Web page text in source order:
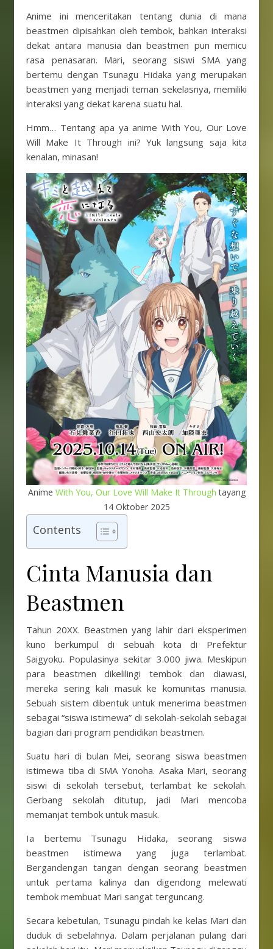
Anime ini menceritakan tentang dunia di mana
beastmen dipisahkan oleh tembok, bahkan interaksi
dekat antara manusia dan beastmen pun memicu
rasa penasaran. Mari, seorang siswi SMA yang
bertemu dengan Tsunagu Hidaka yang merupakan
beastmen yang menjadi teman sekelasnya, memiliki
interaksi yang dekat karena suatu hal.
Hmm… Tentang apa ya anime With You, Our Love
Will Make It Through ini? Yuk langsung saja kita
kenalan, minasan!
Anime With You, Our Love Will Make It Through tayang
14 Oktober 2025
Contents
Cinta Manusia dan
Beastmen
Tahun 20XX. Beastmen yang lahir dari eksperimen
kuno berkumpul di sebuah kota di Prefektur
Saigyoku. Populasinya sekitar 3.000 jiwa. Meskipun
para beastmen dikelilingi tembok dan diawasi,
mereka sering kali masuk ke komunitas manusia.
Sebuah sistem dibentuk untuk menerima beastmen
sebagai “siswa istimewa” di sekolah-sekolah sebagai
bagian dari program pendidikan beastmen.
Suatu hari di bulan Mei, seorang siswa beastmen
istimewa tiba di SMA Yonoha. Asaka Mari, seorang
siswi di sekolah tersebut, terlambat ke sekolah.
Gerbang sekolah ditutup, jadi Mari mencoba
memanjat tembok untuk masuk.
Ia bertemu Tsunagu Hidaka, seorang siswa
beastmen istimewa yang juga terlambat.
Bergandengan tangan dengan seorang beastmen
untuk pertama kalinya dan digendong melewati
tembok membuat Mari sangat terguncang.
Secara kebetulan, Tsunagu pindah ke kelas Mari dan
duduk di sebelahnya. Dalam perjalanan pulang dari